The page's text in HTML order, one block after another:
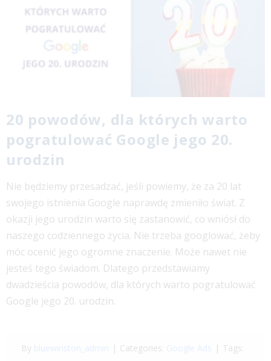
20 powodów, dla których warto
pogratulować Google jego 20.
urodzin
Nie będziemy przesadzać, jeśli powiemy, że za 20 lat
swojego istnienia Google naprawdę zmieniło świat. Z
okazji jego urodzin warto się zastanowić, co wniósł do
naszego codziennego życia. Nie trzeba googlować, żeby
móc ocenić jego ogromne znaczenie. Może nawet nie
jesteś tego świadom. Dlatego przedstawiamy
dwadzieścia powodów, dla których warto pogratulować
Google jego 20. urodzin.
By bluewinston_admin | Categories: Google Ads | Tags: